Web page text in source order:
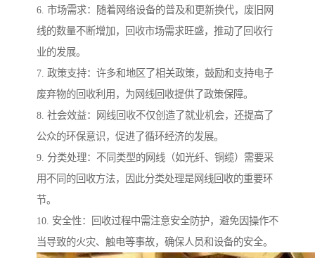
6. 市场需求：随着网络设备的普及和更新换代，废旧网
线的数量不断增加，回收市场需求旺盛，推动了回收行
业的发展。
7. 政策支持：许多和地区了相关政策，鼓励和支持电子
废弃物的回收利用，为网线回收提供了政策保障。
8. 社会效益：网线回收不仅创造了就业机会，还提高了
公众的环保意识，促进了循环经济的发展。
9. 分类处理：不同类型的网线（如光纤、铜缆）需要采
用不同的回收方法，因此分类处理是网线回收的重要环
节。
10. 安全性：回收过程中需注意安全防护，避免因操作不
当导致的火灾、触电等事故，确保人员和设备的安全。